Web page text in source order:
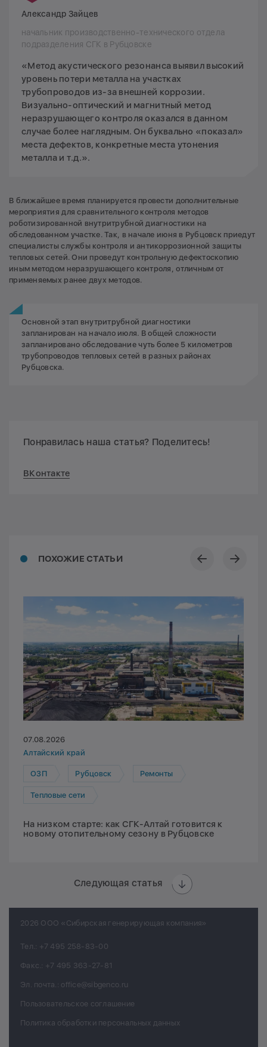
Александр Зайцев
начальник производственно-технического отдела
подразделения СГК в Рубцовске
«Метод акустического резонанса выявил высокий
уровень потери металла на участках
трубопроводов из-за внешней коррозии.
Визуально-оптический и магнитный метод
неразрушающего контроля оказался в данном
случае более наглядным. Он буквально «показал»
места дефектов, конкретные места утонения
металла и т.д.».
В ближайшее время планируется провести дополнительные
мероприятия для сравнительного контроля методов
роботизированной внутритрубной диагностики на
обследованном участке. Так, в начале июня в Рубцовск приедут
специалисты службы контроля и антикоррозионной защиты
тепловых сетей. Они проведут контрольную дефектоскопию
иным методом неразрушающего контроля, отличным от
применяемых ранее двух методов.
Основной этап внутритрубной диагностики
запланирован на начало июля. В общей сложности
запланировано обследование чуть более 5 километров
трубопроводов тепловых сетей в разных районах
Рубцовска.
Понравилась наша статья? Поделитесь!
ВКонтакте
ПОХОЖИЕ СТАТЬИ
07.08.2026
Алтайский край
ОЗП Рубцовск Ремонты
Тепловые сети
На низком старте: как СГК-Алтай готовится к
новому отопительному сезону в Рубцовске
Следующая статья
2026 ООО «Сибирская генерирующая компания»
Тел.: +7 495 258-83-00
Факс.: +7 495 363-27-81
Эл. почта.: office@sibgenco.ru
Пользовательское соглашение
Политика обработки персональных данных